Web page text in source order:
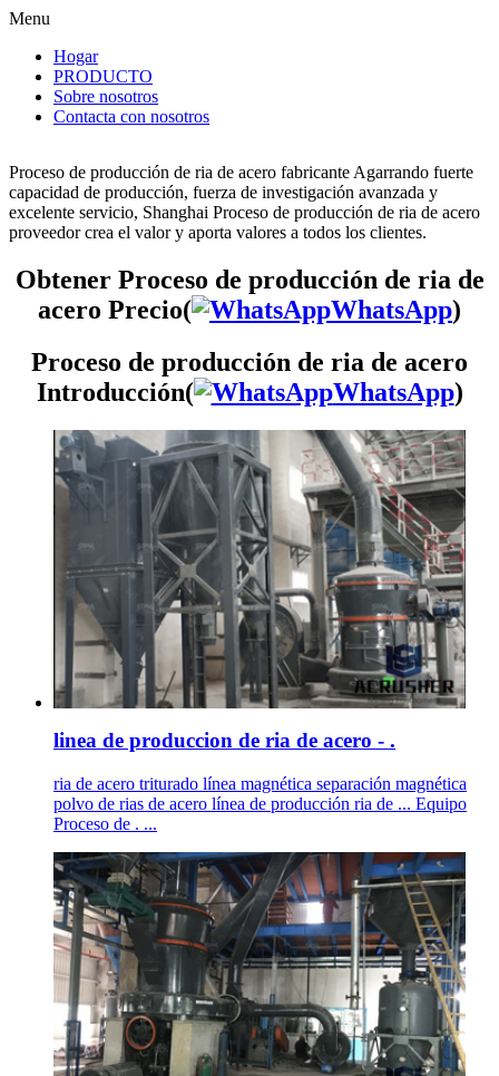
Menu
Hogar
PRODUCTO
Sobre nosotros
Contacta con nosotros
Proceso de producción de ria de acero fabricante Agarrando fuerte
capacidad de producción, fuerza de investigación avanzada y
excelente servicio, Shanghai Proceso de producción de ria de acero
proveedor crea el valor y aporta valores a todos los clientes.
Obtener Proceso de producción de ria de
acero Precio(
WhatsApp)
Proceso de producción de ria de acero
Introducción(
WhatsApp)
linea de produccion de ria de acero - .
ria de acero triturado línea magnética separación magnética
polvo de rias de acero línea de producción ria de ... Equipo
Proceso de . ...